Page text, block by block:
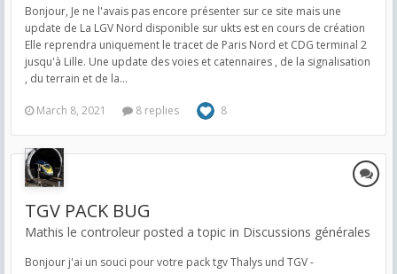
Bonjour, Je ne l'avais pas encore présenter sur ce site mais une
update de La LGV Nord disponible sur ukts est en cours de création
Elle reprendra uniquement le tracet de Paris Nord et CDG terminal 2
jusqu'à Lille. Une update des voies et catennaires , de la signalisation
, du terrain et de la...
March 8, 2021 8 replies 8
TGV PACK BUG
Mathis le controleur posted a topic in Discussions générales
Bonjour j'ai un souci pour votre pack tgv Thalys und TGV -